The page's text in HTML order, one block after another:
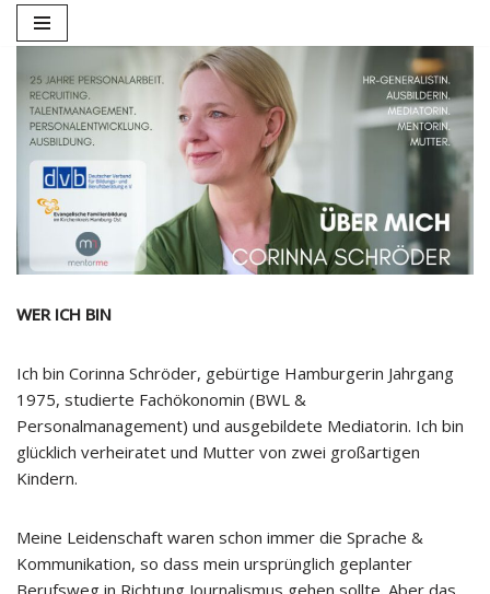
Inhalt
springen
WER ICH BIN
Ich bin Corinna Schröder, gebürtige Hamburgerin Jahrgang
1975, studierte Fachökonomin (BWL &
Personalmanagement) und ausgebildete Mediatorin. Ich bin
glücklich verheiratet und Mutter von zwei großartigen
Kindern.
Meine Leidenschaft waren schon immer die Sprache &
Kommunikation, so dass mein ursprünglich geplanter
Berufsweg in Richtung Journalismus gehen sollte. Aber das